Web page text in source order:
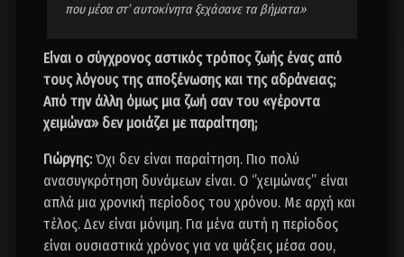
που μέσα στ’ αυτοκίνητα ξεχάσανε τα βήματα»
Είναι ο σύγχρονος αστικός τρόπος ζωής ένας από
τους λόγους της αποξένωσης και της αδράνειας;
Από την άλλη όμως μια ζωή σαν του «γέροντα
χειμώνα» δεν μοιάζει με παραίτηση;
Γιώργης:Όχι δεν είναι παραίτηση. Πιο πολύ
ανασυγκρότηση δυνάμεων είναι. Ο ‘’χειμώνας’’ είναι
απλά μια χρονική περίοδος του χρόνου. Με αρχή και
τέλος. Δεν είναι μόνιμη. Για μένα αυτή η περίοδος
είναι ουσιαστικά χρόνος για να ψάξεις μέσα σου,